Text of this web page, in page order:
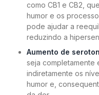
como CB1 e CB2,
humor e os
pode ajudar a
reduzindo a
Aumento de
seja completamente
indiretamente os
humor e,